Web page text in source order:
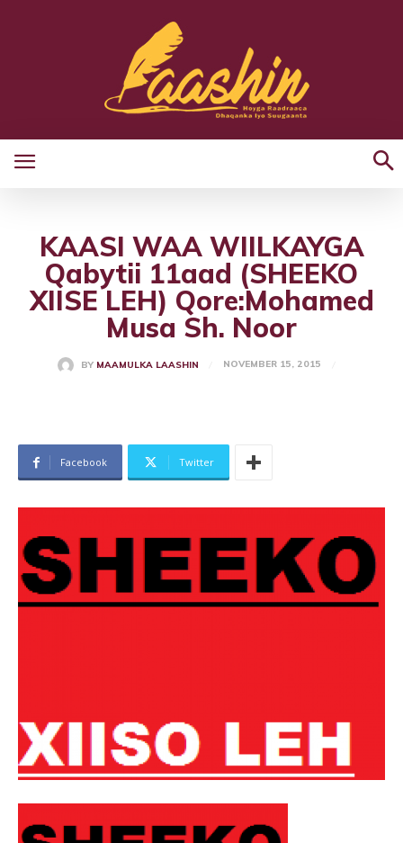
KAASI WAA WIILKAYGA
Qabytii 11aad (SHEEKO
XIISE LEH) Qore:Mohamed
Musa Sh. Noor
BY MAAMULKA LAASHIN NOVEMBER 15, 2015
Facebook Twitter